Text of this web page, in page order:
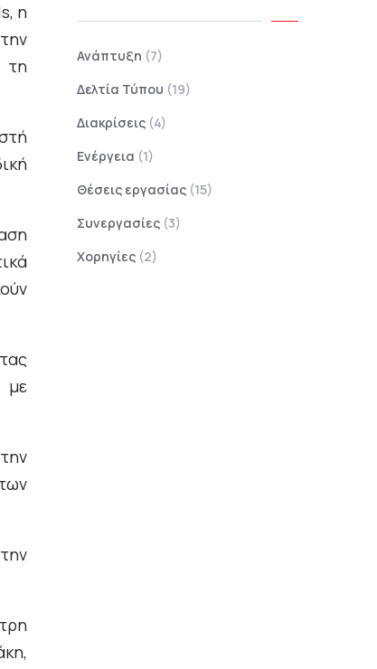
η
τη
με
Ανάπτυξη (7)
Δελτία Τύπου (19)
Διακρίσεις (4)
Ενέργεια (1)
Θέσεις εργασίας (15)
Συνεργασίες (3)
Χορηγίες (2)